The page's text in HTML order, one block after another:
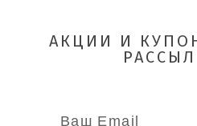
ОТПРАВИТЬ
АКЦИИ И